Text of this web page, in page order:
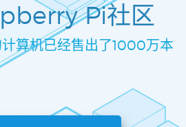
Pi社区
算机已经售出了1000万本